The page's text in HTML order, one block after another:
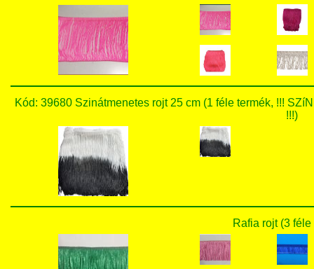
Kód: 39680 Szinátmenetes rojt 25 cm (1 féle termék, !!!
!!!)
Rafia rojt (3 féle